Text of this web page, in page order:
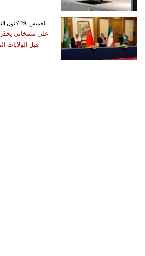
GMT 03:05 2026 الخميس ,29 كانون الثاني / يناير
علي شمخاني
قبل الولايات